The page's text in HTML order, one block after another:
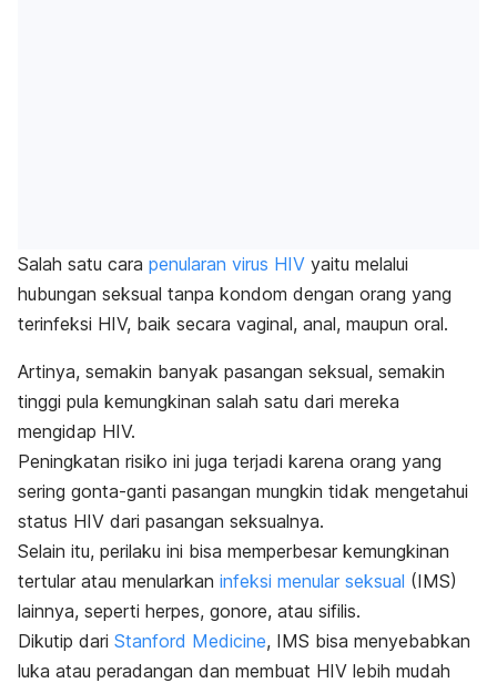
Salah satu cara penularan virus HIV yaitu melalui
hubungan seksual tanpa kondom dengan orang yang
terinfeksi HIV, baik secara vaginal, anal, maupun oral.
Artinya, semakin banyak pasangan seksual, semakin
tinggi pula kemungkinan salah satu dari mereka
mengidap HIV.
Peningkatan risiko ini juga terjadi karena orang yang
sering gonta-ganti pasangan mungkin tidak mengetahui
status HIV dari pasangan seksualnya.
Selain itu, perilaku ini bisa memperbesar kemungkinan
tertular atau menularkan infeksi menular seksual (IMS)
lainnya, seperti herpes, gonore, atau sifilis.
Dikutip dari Stanford Medicine, IMS bisa menyebabkan
luka atau peradangan dan membuat HIV lebih mudah